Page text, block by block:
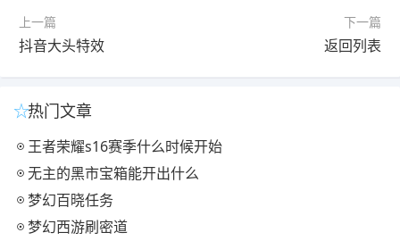
上一篇
抖音大头特效
下一篇
返回列表
热门文章
王者荣耀s16赛季什么时候开始
无主的黑市宝箱能开出什么
梦幻百晓任务
梦幻西游刷密道